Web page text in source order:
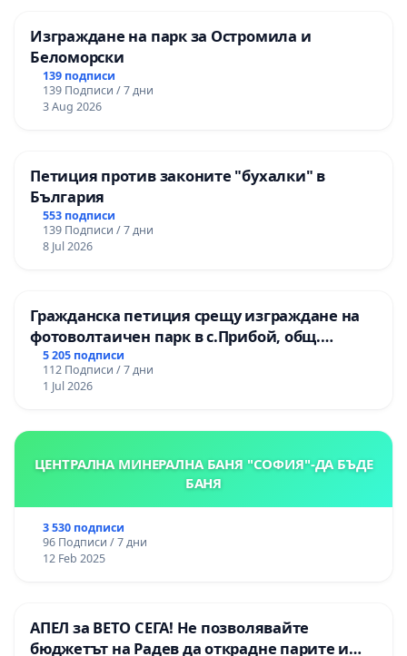
Изграждане на парк за Остромила и
Беломорски
139 подписи
139 Подписи / 7 дни
3 Aug 2026
Петиция против законите "бухалки" в
България
553 подписи
139 Подписи / 7 дни
8 Jul 2026
Гражданска петиция срещу изграждане на
фотоволтаичен парк в с.Прибой, общ.
Радомир
5 205 подписи
112 Подписи / 7 дни
1 Jul 2026
ЦЕНТРАЛНА МИНЕРАЛНА БАНЯ "СОФИЯ"-ДА БЪДЕ
БАНЯ
3 530 подписи
96 Подписи / 7 дни
12 Feb 2025
АПЕЛ за ВЕТО СЕГА! Не позволявайте
бюджетът на Радев да открадне парите и